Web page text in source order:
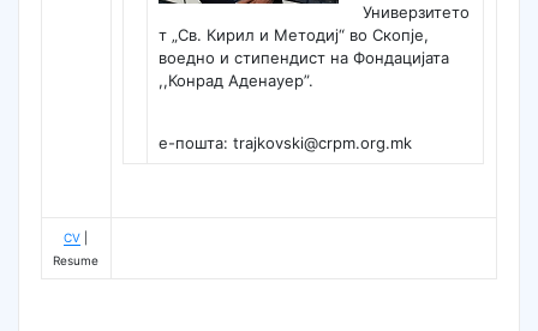
Универзитето
т „Св. Кирил и Методиј“ во Скопје,
воедно и стипендист на Фондацијата
,,Конрад Аденауер”.
е-пошта: trajkovski@crpm.org.mk
CV
Resume